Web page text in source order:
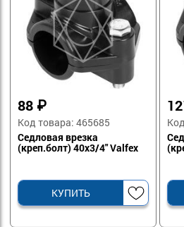
88 ₽
Код товара: 465685
Седловая врезка
(креп.болт) 40х3/4" Valfex
КУПИТЬ